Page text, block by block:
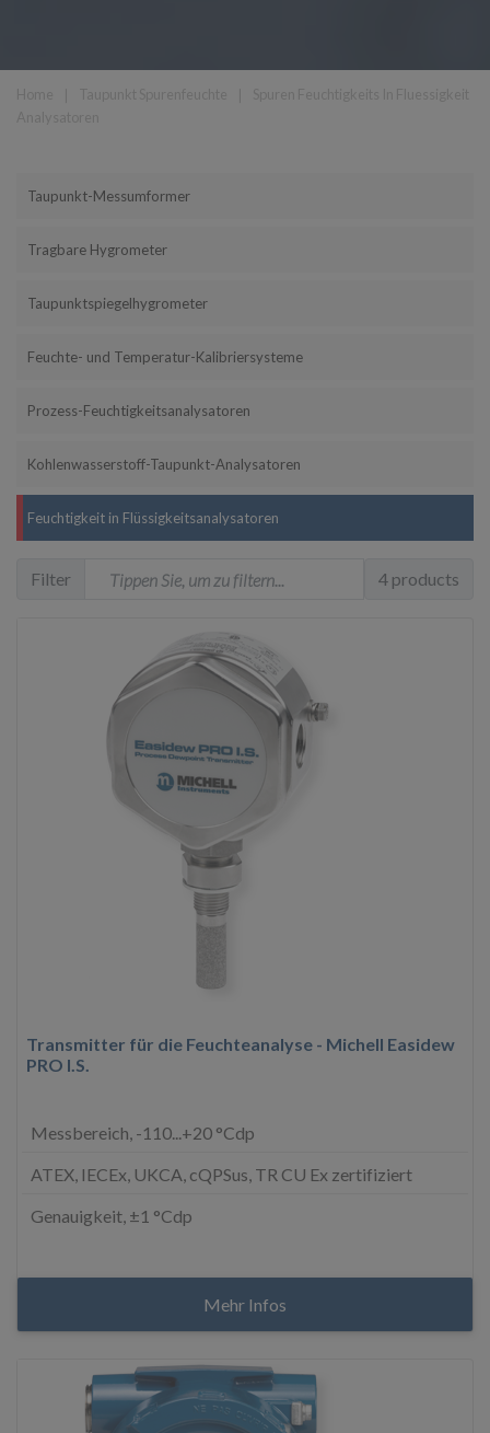
Taupunkt-Messumformer
Tragbare Hygrometer
Taupunktspiegelhygrometer
Feuchte- und Temperatur-Kalibriersysteme
Prozess-Feuchtigkeitsanalysatoren
Kohlenwasserstoff-Taupunkt-Analysatoren
Feuchtigkeit in Flüssigkeitsanalysatoren
Filter 4 products
Transmitter für die Feuchteanalyse - Michell Easidew
PRO I.S.
Messbereich, -110...+20 °Cdp
ATEX, IECEx, UKCA, cQPSus, TR CU Ex zertifiziert
Genauigkeit, ±1 °Cdp
Mehr Infos